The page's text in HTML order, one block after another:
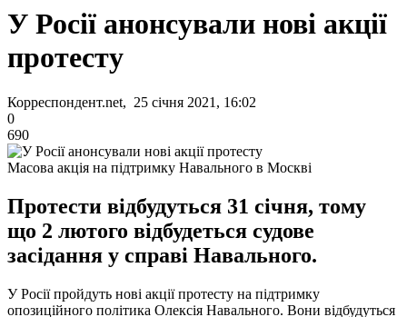
У Росії анонсували нові акції
протесту
Корреспондент.net, 25 січня 2021, 16:02
0
690
Масова акція на підтримку Навального в Москві
Протести відбудуться 31 січня, тому
що 2 лютого відбудеться судове
засідання у справі Навального.
У Росії пройдуть нові акції протесту на підтримку
опозиційного політика Олексія Навального. Вони відбудуться